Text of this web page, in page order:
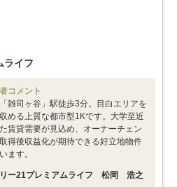
ライフ
コメント
雑司ヶ谷」駅徒歩3分。目白エリアを
める上質な都市型1Kです。大学至近
賃貸需要が見込め、オーナーチェン
得後収益化が期待できる好立地物件
ます。
ー21プレミアムライフ 松岡 浩之